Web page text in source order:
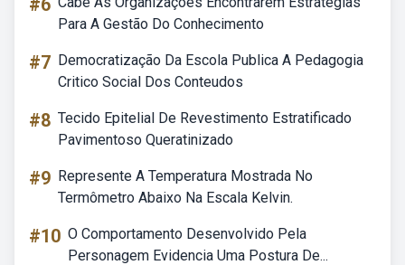
#6
Para A Gestão Do Conhecimento
#7 Democratização Da Escola Publica A Pedagogia
Critico Social Dos Conteudos
#8 Tecido Epitelial De Revestimento Estratificado
Pavimentoso Queratinizado
#9 Represente A Temperatura Mostrada No
Termômetro Abaixo Na Escala Kelvin.
#10 O Comportamento Desenvolvido Pela
Personagem Evidencia Uma Postura De...